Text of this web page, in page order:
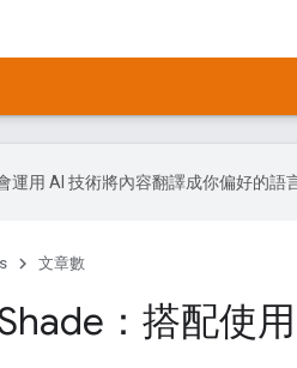
運用 AI 技術將內容翻譯成你偏好的語
文章數
：搭配使